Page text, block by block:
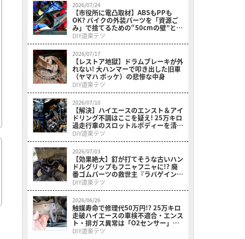
2026/07/24
【市役所に電凸取材】ABSもPPも
OK? バイクの外装パーツを「資源ご
み」で捨てるための“50cmの壁”と事
前準備
DIY道楽テツ
2026/07/17
【レストア地獄】ドラムブレーキが外
れない! 大ハンマーで叩き出した旧車
（ヤマハ ポッケ）の悲惨な中身
DIY道楽テツ
2026/07/10
【解決】ハイエースのエンスト＆アイ
ドリング不調はここを疑え! 25万キロ
過走行車のスロットルボディーを清掃
してみた
DIY道楽テツ
2026/07/03
【効果絶大】釘が打てそうな古いハン
ドルグリップもフニャフニャに!? 廃
番ゴムパーツの救世主『ラバゲイン』
の無双レポート
DIY道楽テツ
2026/06/26
触媒寿命で修理代50万円!? 25万キロ
走破ハイエースの車検不適合・エンス
ト・排ガス異常は「O2センサー」を
疑え【DIY整備録】
DIY道楽テツ